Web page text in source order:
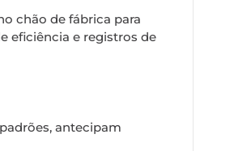
chão de fábrica para
eficiência e registros de
antecipam